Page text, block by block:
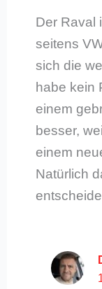
Der Raval
seitens
sich die
habe kein
einem
besser,
einem
Natürlich